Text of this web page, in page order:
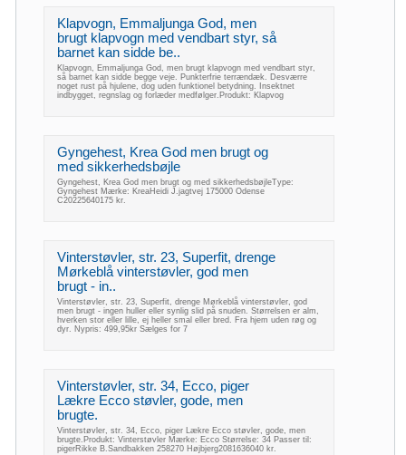
Klapvogn, Emmaljunga God, men
brugt klapvogn med vendbart styr, så
barnet kan sidde be..
Klapvogn, Emmaljunga God, men brugt klapvogn med vendbart styr,
så barnet kan sidde begge veje. Punkterfrie terrændæk. Desværre
noget rust på hjulene, dog uden funktionel betydning. Insektnet
indbygget, regnslag og forlæder medfølger.Produkt: Klapvog
Gyngehest, Krea God men brugt og
med sikkerhedsbøjle
Gyngehest, Krea God men brugt og med sikkerhedsbøjleType:
Gyngehest Mærke: KreaHeidi J.jagtvej 175000 Odense
C20225640175 kr.
Vinterstøvler, str. 23, Superfit, drenge
Mørkeblå vinterstøvler, god men
brugt - in..
Vinterstøvler, str. 23, Superfit, drenge Mørkeblå vinterstøvler, god
men brugt - ingen huller eller synlig slid på snuden. Størrelsen er alm,
hverken stor eller lille, ej heller smal eller bred. Fra hjem uden røg og
dyr. Nypris: 499,95kr Sælges for 7
Vinterstøvler, str. 34, Ecco, piger
Lækre Ecco støvler, gode, men
brugte.
Vinterstøvler, str. 34, Ecco, piger Lækre Ecco støvler, gode, men
brugte.Produkt: Vinterstøvler Mærke: Ecco Størrelse: 34 Passer til:
pigerRikke B.Sandbakken 258270 Højbjerg2081636040 kr.